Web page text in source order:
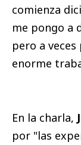
comienza
me pongo a
pero a
enorme
En la charla,
por "las